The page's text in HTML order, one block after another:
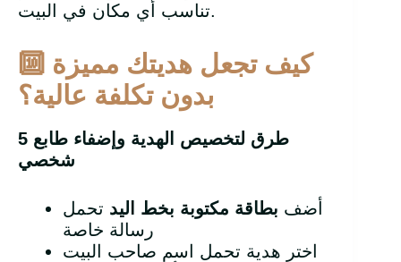
تناسب أي مكان في البيت.
🔟 كيف تجعل هديتك مميزة
بدون تكلفة عالية؟
5 طرق لتخصيص الهدية وإضفاء طابع
شخصي
أضف بطاقة مكتوبة بخط اليد تحمل
رسالة خاصة
اختر هدية تحمل اسم صاحب البيت